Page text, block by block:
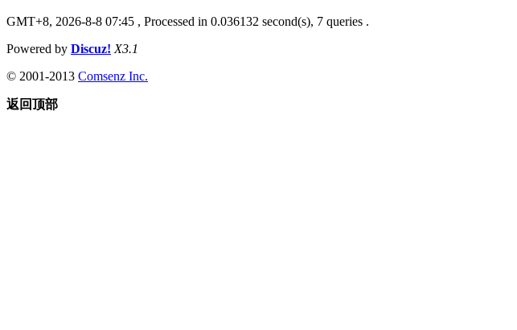
GMT+8, 2026-8-8 07:45 , Processed in 0.036132 second(s), 7 queries .
Powered by Discuz! X3.1
© 2001-2013 Comsenz Inc.
返回顶部